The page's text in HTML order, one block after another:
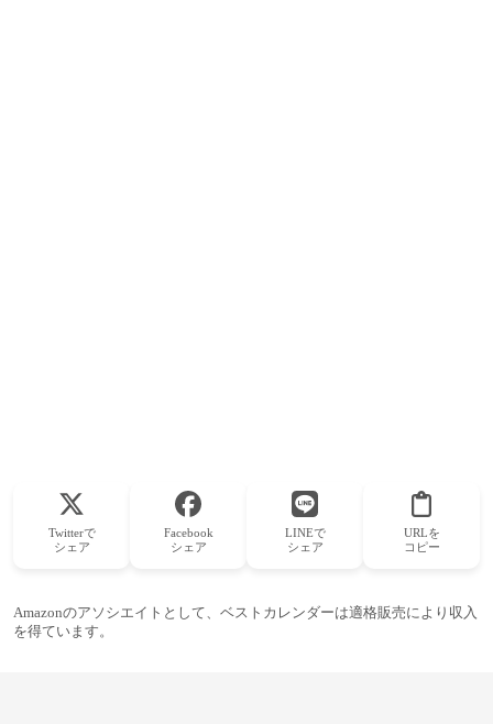
Twitterで
シェア
Facebook
シェア
LINEで
シェア
URLを
コピー
Amazonのアソシエイトとして、ベストカレンダーは適格販売により収入
を得ています。